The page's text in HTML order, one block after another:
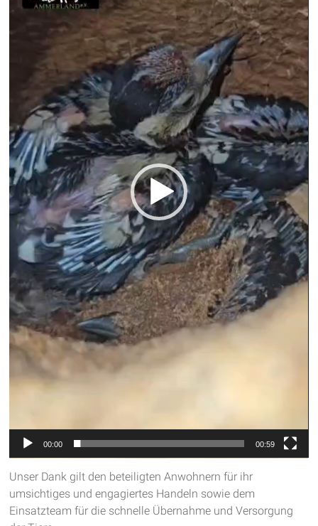
00:00 00:59
Unser Dank gilt den beteiligten Anwohnern für ihr
umsichtiges und engagiertes Handeln sowie dem
Einsatzteam für die schnelle Übernahme und Versorgung